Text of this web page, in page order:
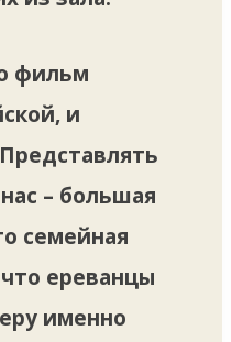
фильм
и
– большая
семейная
ереванцы
именно